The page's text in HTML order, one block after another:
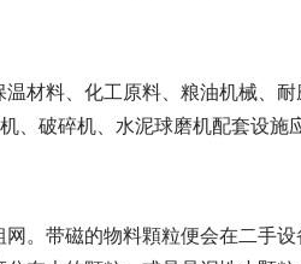
材料、化工原料、粮油机械、
、破碎机、水泥球磨机配套设施
。带磁的物料顆粒便会在二手